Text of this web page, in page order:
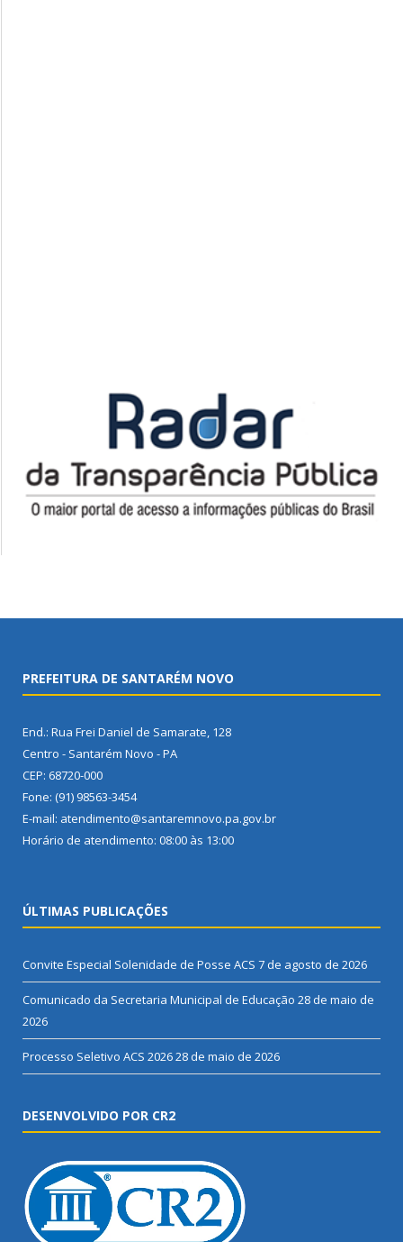
PREFEITURA DE SANTARÉM NOVO
End.: Rua Frei Daniel de Samarate, 128
Centro - Santarém Novo - PA
CEP: 68720-000
Fone: (91) 98563-3454
E-mail: atendimento@santaremnovo.pa.gov.br
Horário de atendimento: 08:00 às 13:00
ÚLTIMAS PUBLICAÇÕES
Convite Especial Solenidade de Posse ACS 7 de agosto de 2026
Comunicado da Secretaria Municipal de Educação 28 de maio de
2026
Processo Seletivo ACS 202628 de maio de 2026
DESENVOLVIDO POR CR2